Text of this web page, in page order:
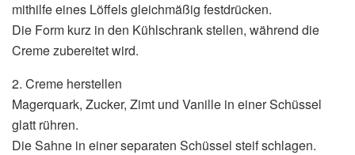
mithilfe eines Löffels gleichmäßig festdrücken.
Die Form kurz in den Kühlschrank stellen, während die
Creme zubereitet wird.
2. Creme herstellen
Magerquark, Zucker, Zimt und Vanille in einer Schüssel
glatt rühren.
Die Sahne in einer separaten Schüssel steif schlagen.